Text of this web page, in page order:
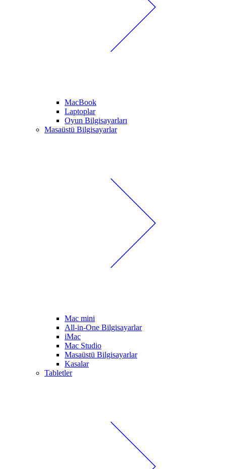
MacBook
Laptoplar
Oyun Bilgisayarları
Masaüstü Bilgisayarlar
Mac mini
All-in-One Bilgisayarlar
iMac
Mac Studio
Masaüstü Bilgisayarlar
Kasalar
Tabletler